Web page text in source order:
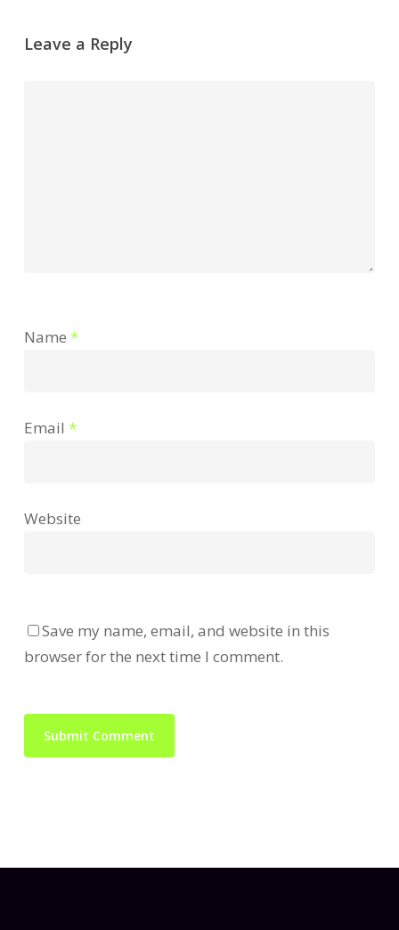
Leave a Reply
Name *
Email *
Website
Save my name, email, and website in this
browser for the next time I comment.